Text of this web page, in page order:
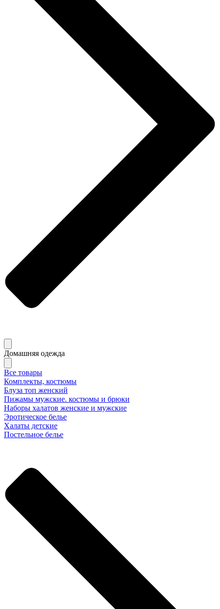
Домашняя одежда
Все товары
Комплекты, костюмы
Блуза топ женский
Пижамы мужские. костюмы и брюки
Наборы халатов женские и мужские
Эротическое белье
Халаты детские
Постельное белье